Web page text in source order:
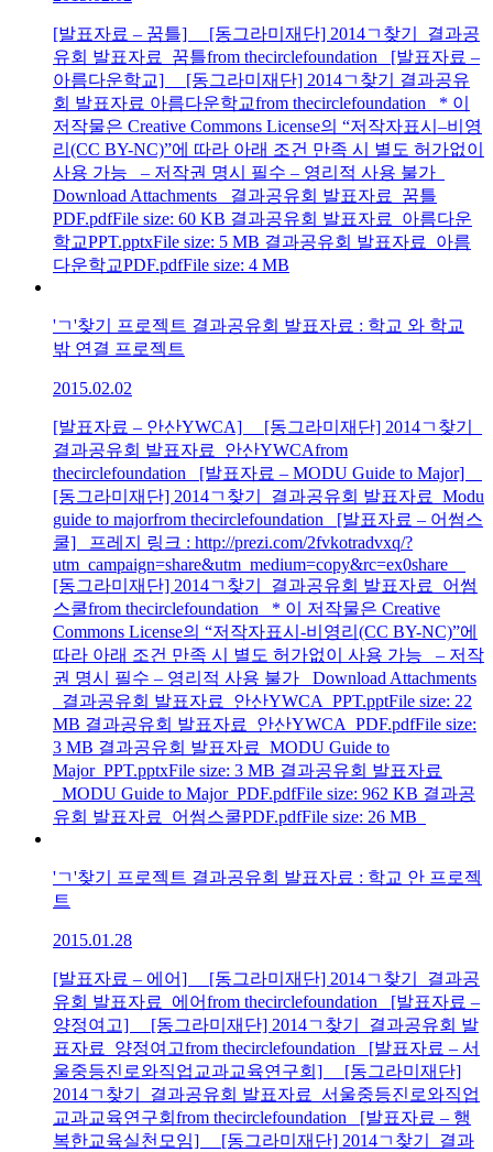
[발표자료 – 꿈틀] [동그라미재단] 2014ㄱ찾기_결과공
유회 발표자료_꿈틀from thecirclefoundation [발표자료 –
아름다운학교] [동그라미재단] 2014ㄱ찾기 결과공유
회 발표자료 아름다운학교from thecirclefoundation * 이
저작물은 Creative Commons License의 “저작자표시–비영
리(CC BY-NC)”에 따라 아래 조건 만족 시 별도 허가없이
사용 가능 – 저작권 명시 필수 – 영리적 사용 불가
Download Attachments 결과공유회 발표자료_꿈틀
PDF.pdfFile size: 60 KB 결과공유회 발표자료_아름다운
학교PPT.pptxFile size: 5 MB 결과공유회 발표자료_아름
다운학교PDF.pdfFile size: 4 MB
'ㄱ'찾기 프로젝트 결과공유회 발표자료 : 학교 와 학교
밖 연결 프로젝트
2015.02.02
[발표자료 – 안산YWCA] [동그라미재단] 2014ㄱ찾기_
결과공유회 발표자료_안산YWCAfrom
thecirclefoundation [발표자료 – MODU Guide to Major]
[동그라미재단] 2014ㄱ찾기_결과공유회 발표자료_Modu
guide to majorfrom thecirclefoundation [발표자료 – 어썸스
쿨] 프레지 링크 : http://prezi.com/2fvkotradvxq/?
utm_campaign=share&utm_medium=copy&rc=ex0share
[동그라미재단] 2014ㄱ찾기_결과공유회 발표자료_어썸
스쿨from thecirclefoundation * 이 저작물은 Creative
Commons License의 “저작자표시-비영리(CC BY-NC)”에
따라 아래 조건 만족 시 별도 허가없이 사용 가능 – 저작
권 명시 필수 – 영리적 사용 불가 Download Attachments
결과공유회 발표자료_안산YWCA_PPT.pptFile size: 22
MB 결과공유회 발표자료_안산YWCA_PDF.pdfFile size:
3 MB 결과공유회 발표자료_MODU Guide to
Major_PPT.pptxFile size: 3 MB 결과공유회 발표자료
_MODU Guide to Major_PDF.pdfFile size: 962 KB 결과공
유회 발표자료_어썸스쿨PDF.pdfFile size: 26 MB
'ㄱ'찾기 프로젝트 결과공유회 발표자료 : 학교 안 프로젝
트
2015.01.28
[발표자료 – 에어] [동그라미재단] 2014ㄱ찾기_결과공
유회 발표자료_에어from thecirclefoundation [발표자료 –
양정여고] [동그라미재단] 2014ㄱ찾기_결과공유회 발
표자료_양정여고from thecirclefoundation [발표자료 – 서
울중등진로와직업교과교육연구회] [동그라미재단]
2014ㄱ찾기_결과공유회 발표자료_서울중등진로와직업
교과교육연구회from thecirclefoundation [발표자료 – 행
복한교육실천모임] [동그라미재단] 2014ㄱ찾기_결과